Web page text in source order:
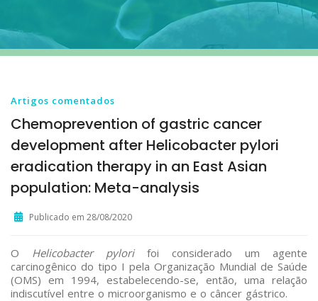
Artigos comentados
Chemoprevention of gastric cancer
development after Helicobacter pylori
eradication therapy in an East Asian
population: Meta-analysis
Publicado em 28/08/2020
O Helicobacter pylorifoi considerado um agente
carcinogênico do tipo I pela Organização Mundial de Saúde
(OMS) em 1994, estabelecendo-se, então, uma relação
indiscutível entre o microorganismo e o câncer gástrico.